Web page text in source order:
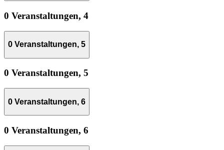
0 Veranstaltungen, 4
0 Veranstaltungen, 5
0 Veranstaltungen, 5
0 Veranstaltungen, 6
0 Veranstaltungen, 6